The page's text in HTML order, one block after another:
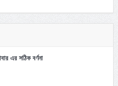
এর সঠিক বর্ণনা